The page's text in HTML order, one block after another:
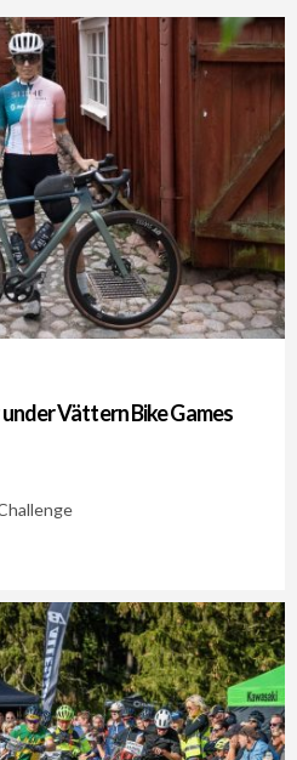
Vättern Bike Games